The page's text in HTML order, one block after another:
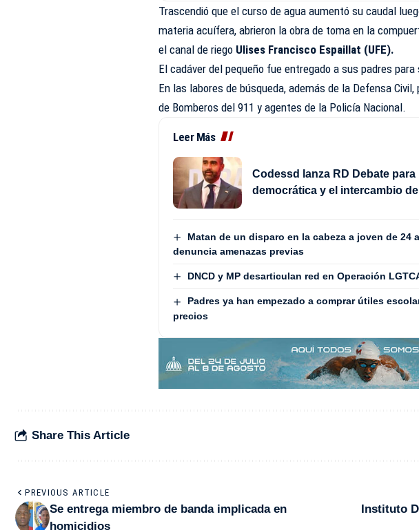
Trascendió que el curso de agua aumentó su caudal
materia acuífera, abrieron la obra de toma en la
el canal de riego Ulises Francisco Espaillat (UFE).
El cadáver del pequeño fue entregado a sus padres
En las labores de búsqueda, además de la Defensa
de Bomberos del 911 y agentes de la Policía Nacional.
Leer Más
Codessd lanza RD Debate
democrática y el intercambio
Matan de un disparo en la cabeza a joven de 24
denuncia amenazas previas
DNCD y MP desarticulan red en Operación
Padres ya han empezado a comprar útiles
precios
Share This Article
PREVIOUS ARTICLE
Se entrega miembro de banda implicada en
homicidios
Instituto